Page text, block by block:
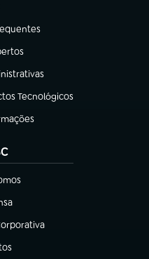
em nova aba)
aba)
aba)
aba)
Tecnológicos
aba)
aba)
nova aba)
aba)
nova aba)